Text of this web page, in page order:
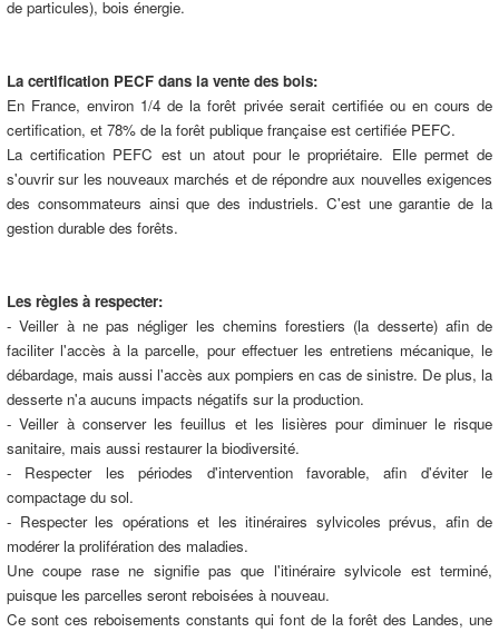
de particules), bois énergie.
La certification PECF dans la vente des bois:
En France, environ 1/4 de la forêt privée serait certifiée ou en cours de
certification, et 78% de la forêt publique française est certifiée PEFC.
La certification PEFC est un atout pour le propriétaire. Elle permet de
s'ouvrir sur les nouveaux marchés et de répondre aux nouvelles exigences
des consommateurs ainsi que des industriels. C'est une garantie de la
gestion durable des forêts.
Les règles à respecter:
- Veiller à ne pas négliger les chemins forestiers (la desserte) afin de
faciliter l'accès à la parcelle, pour effectuer les entretiens mécanique, le
débardage, mais aussi l'accès aux pompiers en cas de sinistre. De plus, la
desserte n'a aucuns impacts négatifs sur la production.
- Veiller à conserver les feuillus et les lisières pour diminuer le risque
sanitaire, mais aussi restaurer la biodiversité.
- Respecter les périodes d'intervention favorable, afin d'éviter le
compactage du sol.
- Respecter les opérations et les itinéraires sylvicoles prévus, afin de
modérer la prolifération des maladies.
Une coupe rase ne signifie pas que l'itinéraire sylvicole est terminé,
puisque les parcelles seront reboisées à nouveau.
Ce sont ces reboisements constants qui font de la forêt des Landes, une